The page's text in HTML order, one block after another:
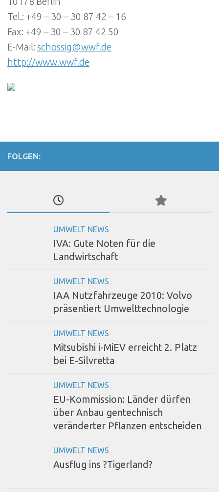
Tel.: +49 – 30 – 30 87 42 – 16
Fax: +49 – 30 – 30 87 42 50
E-Mail: schossig@wwf.de
http://www.wwf.de
FOLGEN:
UMWELT NEWS
IVA: Gute Noten für die
Landwirtschaft
UMWELT NEWS
IAA Nutzfahrzeuge 2010: Volvo
präsentiert Umwelttechnologie
UMWELT NEWS
Mitsubishi i-MiEV erreicht 2. Platz
bei E-Silvretta
UMWELT NEWS
EU-Kommission: Länder dürfen
über Anbau gentechnisch
veränderter Pflanzen entscheiden
UMWELT NEWS
Ausflug ins ?Tigerland?